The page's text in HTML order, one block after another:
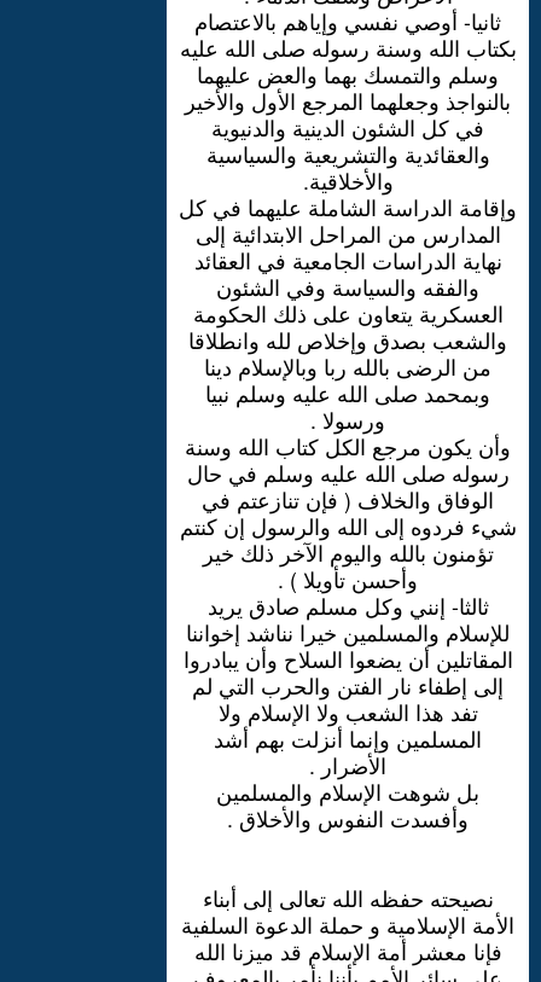
ثانيا- أوصي نفسي وإياهم بالاعتصام
بكتاب الله وسنة رسوله صلى الله عليه
وسلم والتمسك بهما والعض عليهما
بالنواجذ وجعلهما المرجع الأول والأخير
في كل الشئون الدينية والدنيوية
والعقائدية والتشريعية والسياسية
والأخلاقية.
وإقامة الدراسة الشاملة عليهما في كل
المدارس من المراحل الابتدائية إلى
نهاية الدراسات الجامعية في العقائد
والفقه والسياسة وفي الشئون
العسكرية يتعاون على ذلك الحكومة
والشعب بصدق وإخلاص لله وانطلاقا
من الرضى بالله ربا وبالإسلام دينا
وبمحمد صلى الله عليه وسلم نبيا
ورسولا .
وأن يكون مرجع الكل كتاب الله وسنة
رسوله صلى الله عليه وسلم في حال
الوفاق والخلاف ( فإن تنازعتم في
شيء فردوه إلى الله والرسول إن كنتم
تؤمنون بالله واليوم الآخر ذلك خير
وأحسن تأويلا ) .
ثالثا- إنني وكل مسلم صادق يريد
للإسلام والمسلمين خيرا نناشد إخواننا
المقاتلين أن يضعوا السلاح وأن يبادروا
إلى إطفاء نار الفتن والحرب التي لم
تفد هذا الشعب ولا الإسلام ولا
المسلمين وإنما أنزلت بهم أشد
الأضرار .
بل شوهت الإسلام والمسلمين
وأفسدت النفوس والأخلاق .
نصيحته حفظه الله تعالى إلى أبناء
الأمة الإسلامية و حملة الدعوة السلفية
فإنا معشر أمة الإسلام قد ميزنا الله